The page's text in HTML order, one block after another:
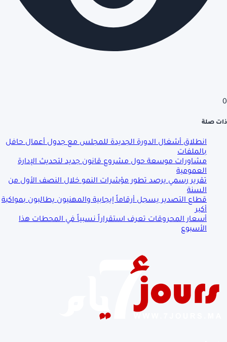
0
ذات صلة
انطلاق أشغال الدورة الجديدة للمجلس مع جدول أعمال حافل
بالملفات
مشاورات موسعة حول مشروع قانون جديد لتحديث الإدارة
العمومية
تقرير رسمي يرصد تطور مؤشرات النمو خلال النصف الأول من
السنة
قطاع التصدير يسجل أرقاماً إيجابية والمهنيون يطالبون بمواكبة
أكبر
أسعار المحروقات تعرف استقراراً نسبياً في المحطات هذا
الأسبوع